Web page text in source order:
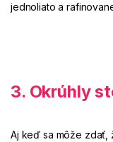
jednoliato a
3. Okrúhly
Aj keď sa môže zdať,